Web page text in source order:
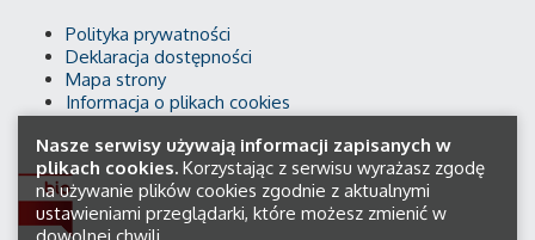
Polityka prywatności
Deklaracja dostępności
Mapa strony
Informacja o plikach cookies
Nasze serwisy używają informacji zapisanych w
plikach cookies. Korzystając z serwisu wyrażasz zgodę
na używanie plików cookies zgodnie z aktualnymi
ustawieniami przeglądarki, które możesz zmienić w